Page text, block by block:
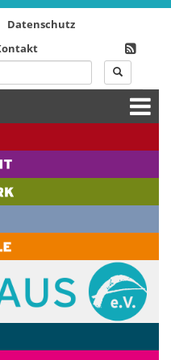
Datenschutz